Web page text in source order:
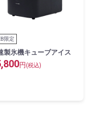
限定
製氷機キューブアイス
円 (税込)